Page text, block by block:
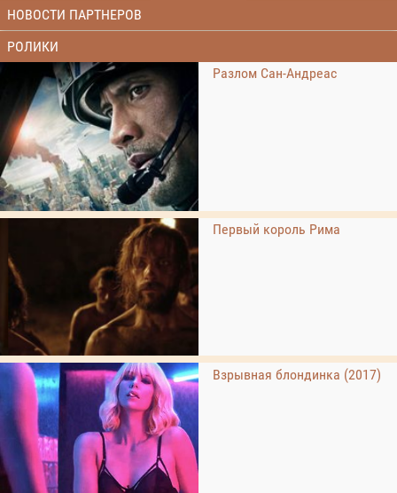
НОВОСТИ ПАРТНЕРОВ
РОЛИКИ
Разлом Сан-Андреас
Первый король Рима
Взрывная блондинка (2017)